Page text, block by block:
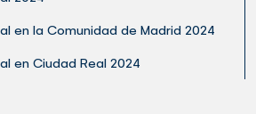
en la Comunidad de Madrid 2024
en Ciudad Real 2024